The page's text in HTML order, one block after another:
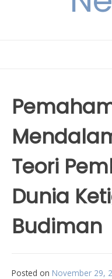
Teori
Dunia
Budiman
Posted on November 29,